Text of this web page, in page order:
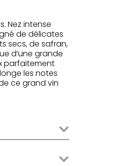
Nez intense
de délicates
secs, de safran,
d’une grande
parfaitement
les notes
ce grand vin